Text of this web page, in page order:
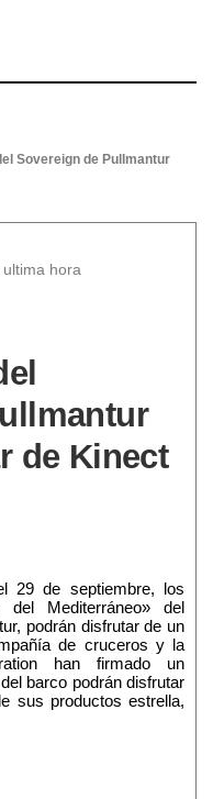
Sovereign de Pullmantur
de Kinect
29 de septiembre, los
del Mediterráneo» del
podrán disfrutar de un
de cruceros y la
han firmado un
barco podrán disfrutar
sus productos estrella,